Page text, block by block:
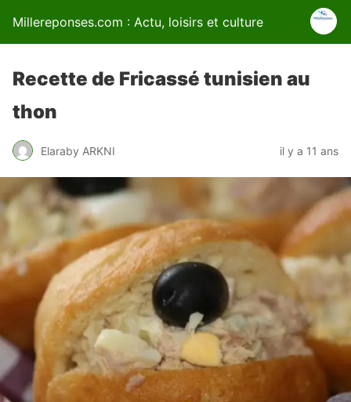
Millereponses.com : Actu, loisirs et culture
Recette de Fricassé tunisien au
thon
Elaraby ARKNI il y a 11 ans